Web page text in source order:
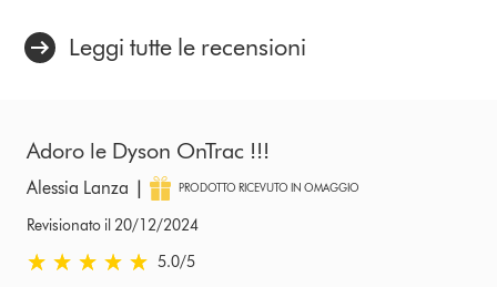
Leggi tutte le recensioni
Adoro le Dyson OnTrac !!!
Alessia Lanza | PRODOTTO RICEVUTO IN OMAGGIO
Revisionato il 20/12/2024
5.0 stelle su 5 da Revisionato il 20/12/2024 Ratings
5.0/5